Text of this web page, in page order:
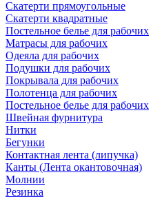
Скатерти прямоугольные
Скатерти квадратные
Постельное белье для рабочих
Матрасы для рабочих
Одеяла для рабочих
Подушки для рабочих
Покрывала для рабочих
Полотенца для рабочих
Постельное белье для рабочих
Швейная фурнитура
Нитки
Бегунки
Контактная лента (липучка)
Канты (Лента окантовочная)
Молнии
Резинка